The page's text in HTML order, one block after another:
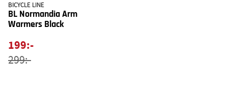
BICYCLE LINE
BL Normandia Arm
Warmers Black
199:-
299:-